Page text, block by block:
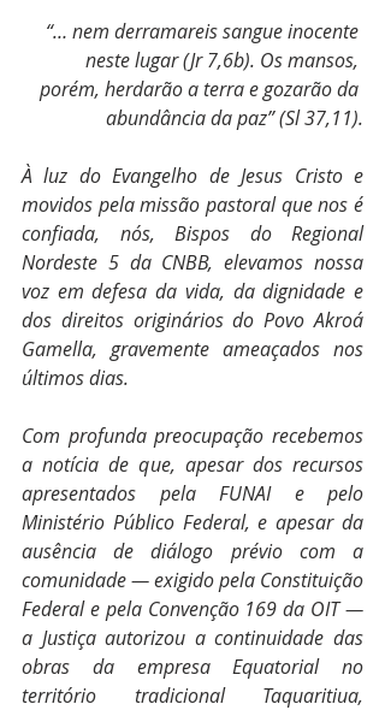
“… nem derramareis sangue inocente
neste lugar (Jr 7,6b). Os mansos,
porém, herdarão a terra e gozarão da
abundância da paz” (Sl 37,11).
À luz do Evangelho de Jesus Cristo e
movidos pela missão pastoral que nos é
confiada, nós, Bispos do Regional
Nordeste 5 da CNBB, elevamos nossa
voz em defesa da vida, da dignidade e
dos direitos originários do Povo Akroá
Gamella, gravemente ameaçados nos
últimos dias.
Com profunda preocupação recebemos
a notícia de que, apesar dos recursos
apresentados pela FUNAI e pelo
Ministério Público Federal, e apesar da
ausência de diálogo prévio com a
comunidade — exigido pela Constituição
Federal e pela Convenção 169 da OIT —
a Justiça autorizou a continuidade das
obras da empresa Equatorial no
território tradicional Taquaritiua,